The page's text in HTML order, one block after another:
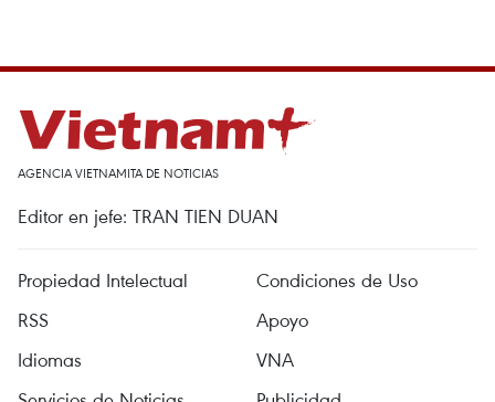
AGENCIA VIETNAMITA DE NOTICIAS
Editor en jefe: TRAN TIEN DUAN
Propiedad Intelectual
Condiciones de Uso
RSS
Apoyo
Idiomas
VNA